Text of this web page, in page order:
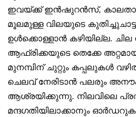
ഇവയ്ക്ക് ഇൻഷുറൻസ്,
മൂലമുള്ള വിലയുടെ
ഉൾക്കൊള്ളാൻ കഴിയില്ല. ചില
ആഫ്രിക്കയുടെ തെക്കേ
മുനമ്പിന് ചുറ്റും കപ്പലുകൾ
ചെലവ് നേരിടാൻ പലരും
ആശ്രയിക്കുന്നു. നിലവിലെ
മന്ദഗതിയിലാക്കാനും